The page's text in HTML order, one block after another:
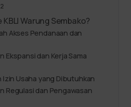
KBLI Warung Sembako?
Akses Pendanaan dan
Ekspansi dan Kerja Sama
Usaha yang Dibutuhkan
Regulasi dan Pengawasan